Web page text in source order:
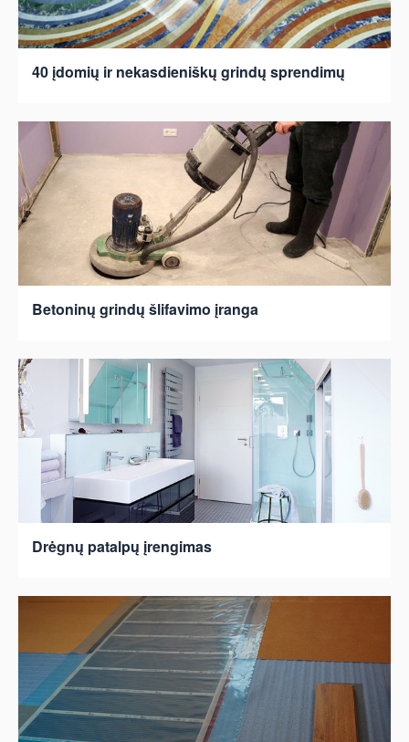
40 įdomių ir nekasdieniškų grindų sprendimų
Betoninų grindų šlifavimo įranga
Drėgnų patalpų įrengimas